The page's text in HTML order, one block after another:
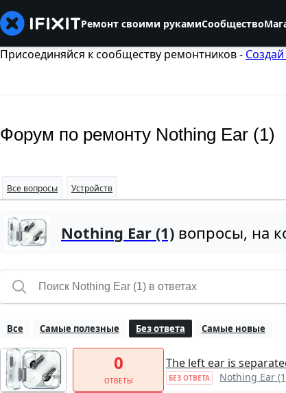
Ремонт своими рукамиСообщество
Присоединяйся к сообществу ремонтников - Создай
Форум по ремонту Nothing Ear (1)
Все вопросы Устройств
Nothing Ear (1) вопросы, на
Все Самые полезные Без ответа Самые новые
0
ОТВЕТЫ
The left ear is
БЕЗ ОТВЕТА Nothing Ear